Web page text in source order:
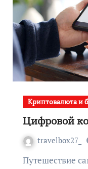
Криптовалюта и
Цифровой
travelbox27_
Путешествие самолетом, поездом и